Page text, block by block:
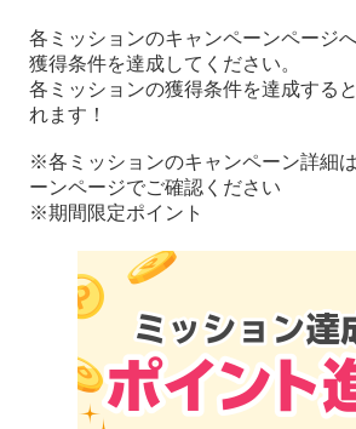
各ミッションのキャンペーンページ
獲得条件を達成してください。
各ミッションの獲得条件を達成する
れます！
※各ミッションのキャンペーン詳細
ーンページでご確認ください
※期間限定ポイント